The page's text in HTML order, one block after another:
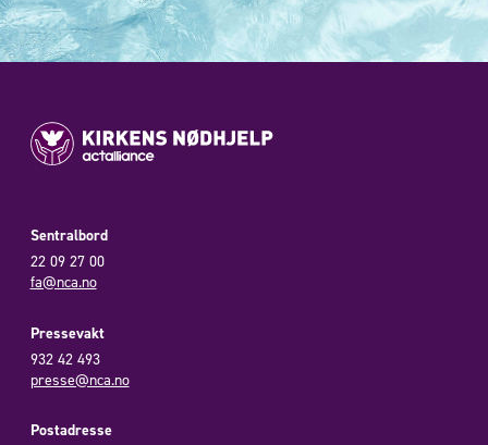
Sentralbord
22 09 27 00
fa@nca.no
Pressevakt
932 42 493
presse@nca.no
Postadresse